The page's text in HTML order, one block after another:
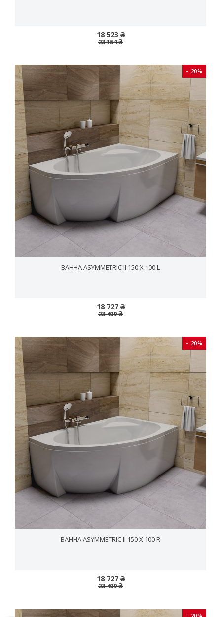
18 523 ₴
23 154 ₴
− 20%
ВАННА ASYММETRIC II 150 X 100 L
18 727 ₴
23 409 ₴
− 20%
ВАННА ASYММETRIC II 150 X 100 R
18 727 ₴
23 409 ₴
− 20%